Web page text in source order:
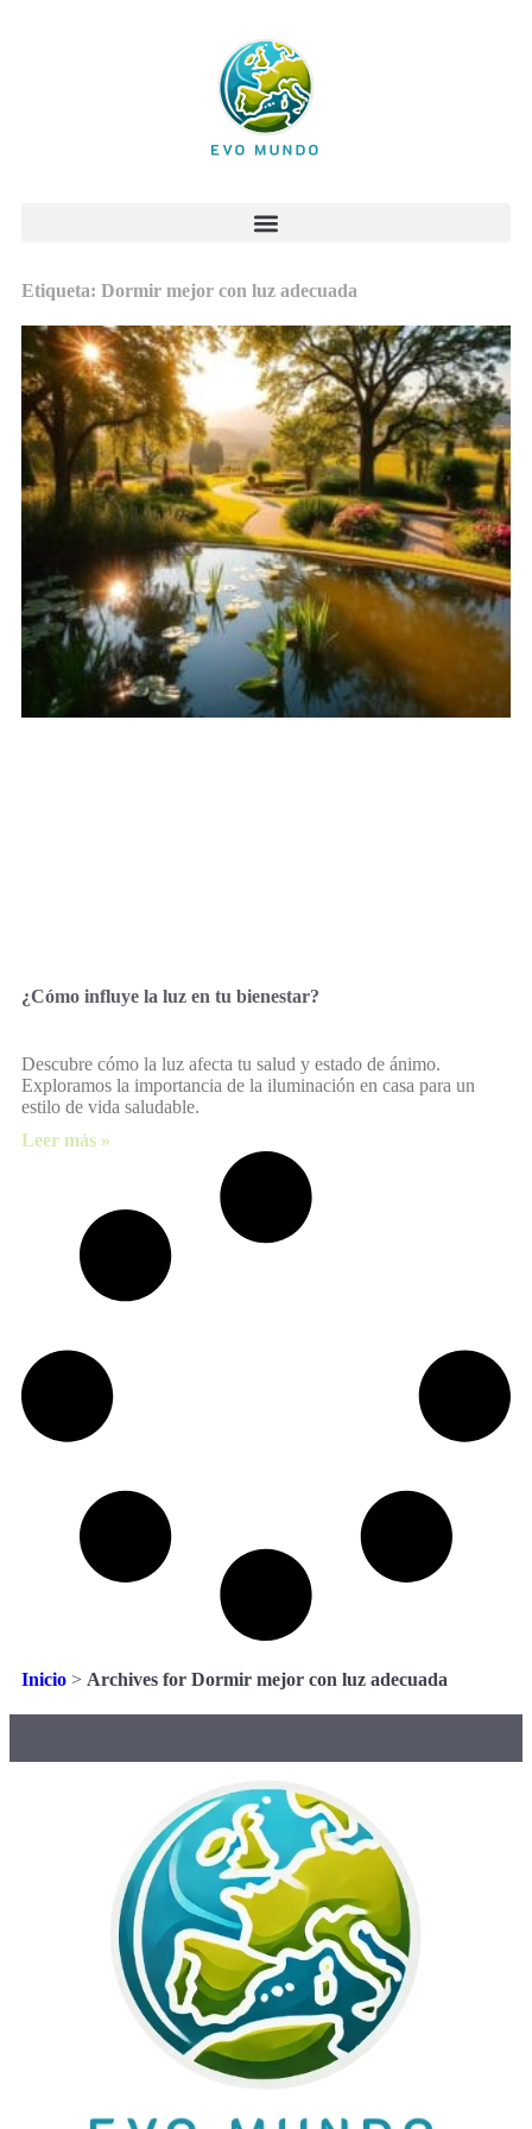
Etiqueta: Dormir mejor con luz adecuada
¿Cómo influye la luz en tu bienestar?
Descubre cómo la luz afecta tu salud y estado de ánimo.
Exploramos la importancia de la iluminación en casa para un
estilo de vida saludable.
Leer más »
Inicio > Archives for Dormir mejor con luz adecuada